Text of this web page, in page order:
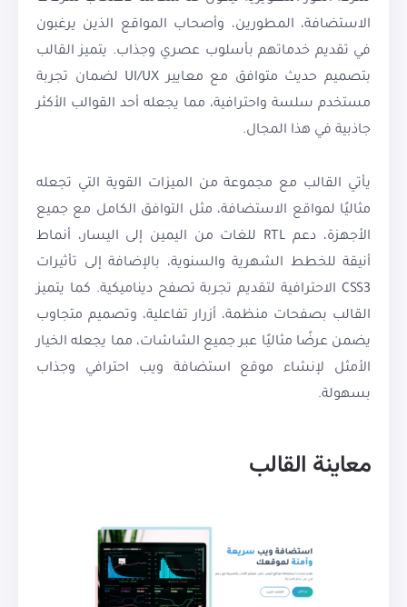
الاستضافة، المطورين، وأصحاب المواقع الذين يرغبون
في تقديم خدماتهم بأسلوب عصري وجذاب. يتميز القالب
بتصميم حديث متوافق مع معايير UI/UX لضمان تجربة
مستخدم سلسة واحترافية، مما يجعله أحد القوالب الأكثر
جاذبية في هذا المجال.
يأتي القالب مع مجموعة من الميزات القوية التي تجعله
مثاليًا لمواقع الاستضافة، مثل التوافق الكامل مع جميع
الأجهزة، دعم RTL للغات من اليمين إلى اليسار، أنماط
أنيقة للخطط الشهرية والسنوية، بالإضافة إلى تأثيرات
CSS3 الاحترافية لتقديم تجربة تصفح ديناميكية. كما يتميز
القالب بصفحات منظمة، أزرار تفاعلية، وتصميم متجاوب
يضمن عرضًا مثاليًا عبر جميع الشاشات، مما يجعله الخيار
الأمثل لإنشاء موقع استضافة ويب احترافي وجذاب
بسهولة.
معاينة القالب